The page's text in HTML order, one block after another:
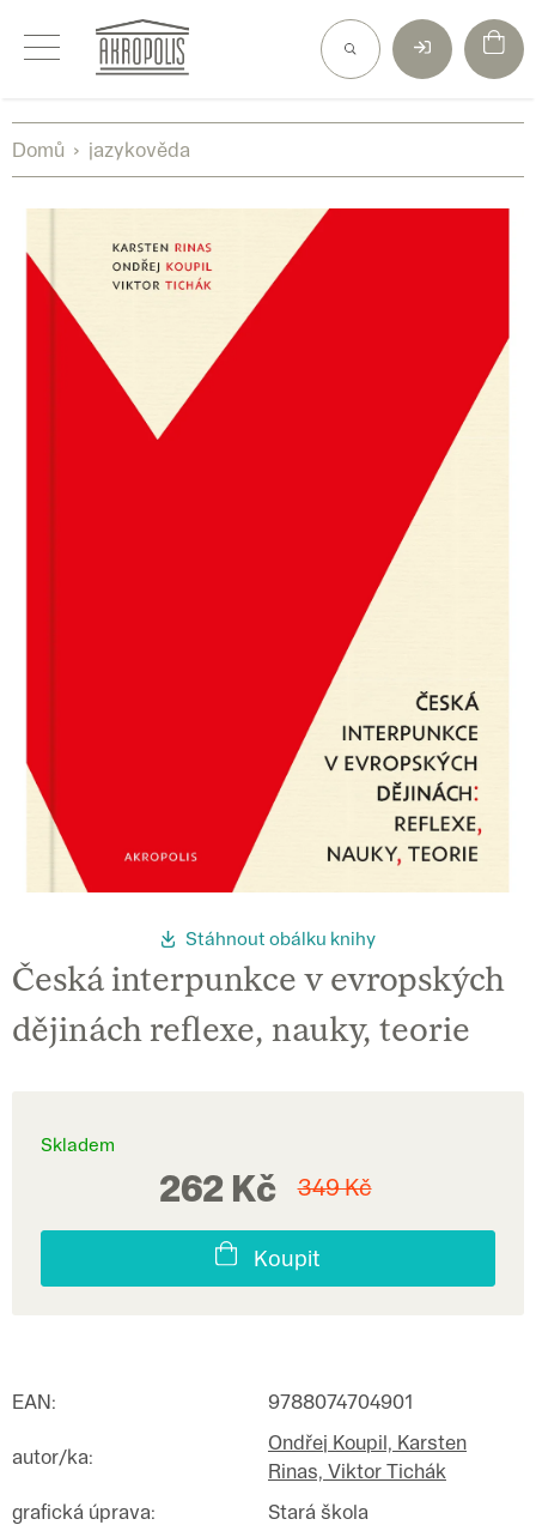
Domů jazykověda
Stáhnout obálku knihy
Česká interpunkce v evropských
dějinách reflexe, nauky, teorie
Skladem
349 Kč
262 Kč
Koupit
EAN: 9788074704901
autor/ka:
Ondřej Koupil, Karsten
Rinas, Viktor Tichák
grafická úprava:
Stará škola